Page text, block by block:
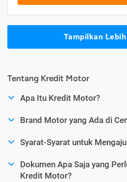
Tampilkan
Tentang Kredit Motor
Apa Itu Kredit Motor?
Brand Motor yang Ada di
Syarat-Syarat untuk
Dokumen Apa Saja yang
Kredit Motor?